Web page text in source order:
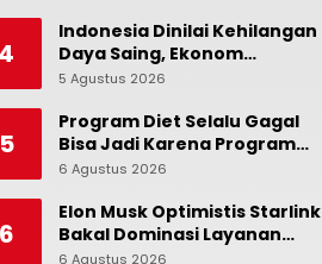
4
Indonesia Dinilai Kehilangan
Daya Saing, Ekonom
Ingatkan Pentingnya Jaga
Indonesia
5 Agustus 2026
5
Program Diet Selalu Gagal
Bisa Jadi Karena Program
Alami dalam Otak
6 Agustus 2026
6
Elon Musk Optimistis Starlink
Bakal Dominasi Layanan
Internet Global
6 Agustus 2026